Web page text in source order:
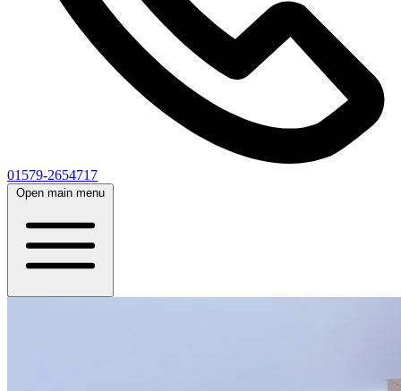
01579-2654717
Open main menu